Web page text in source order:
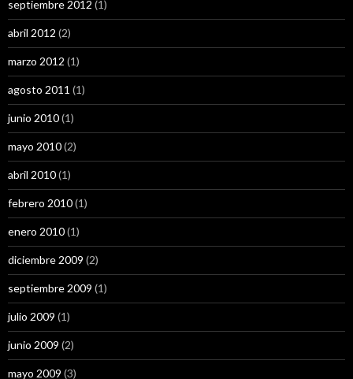
septiembre 2012 (1)
abril 2012 (2)
marzo 2012 (1)
agosto 2011 (1)
junio 2010(1)
mayo 2010(2)
abril 2010(1)
febrero 2010(1)
enero 2010(1)
diciembre 2009 (2)
septiembre 2009 (1)
julio 2009 (1)
junio 2009 (2)
mayo 2009 (3)